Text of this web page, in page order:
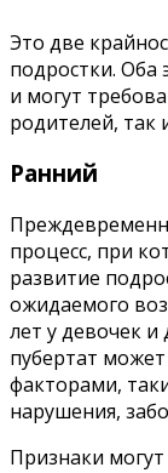
Это две
подростки. Оба
и могут
родителей, так
Ранний
процесс, при
развитие
ожидаемого
лет у девочек
пубертат
факторами,
нарушения,
Признаки